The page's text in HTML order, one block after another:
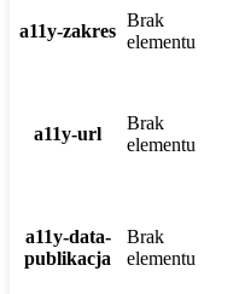
a11y-zakres
Brak
elementu
a11y-url
Brak
elementu
a11y-data-
publikacja
Brak
elementu